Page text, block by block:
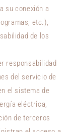
su conexión a
etc.),
de los
responsabilidad
del servicio de
el sistema de
eléctrica,
de terceros